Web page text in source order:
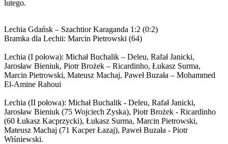
lutego.
Lechia Gdańsk – Szachtior Karaganda 1:2 (0:2)
Bramka dla Lechii: Marcin Pietrowski (64)
Lechia (I połowa): Michał Buchalik – Deleu, Rafał Janicki,
Jarosław Bieniuk, Piotr Brożek – Ricardinho, Łukasz Surma,
Marcin Pietrowski, Mateusz Machaj, Paweł Buzała – Mohammed
El-Amine Rahoui
Lechia (II połowa): Michał Buchalik - Deleu, Rafał Janicki,
Jarosław Bieniuk (75 Wojciech Zyska), Piotr Brożek - Ricardinho
(60 Łukasz Kacprzycki), Łukasz Surma, Marcin Pietrowski,
Mateusz Machaj (71 Kacper Łazaj), Paweł Buzała - Piotr
Wiśniewski.